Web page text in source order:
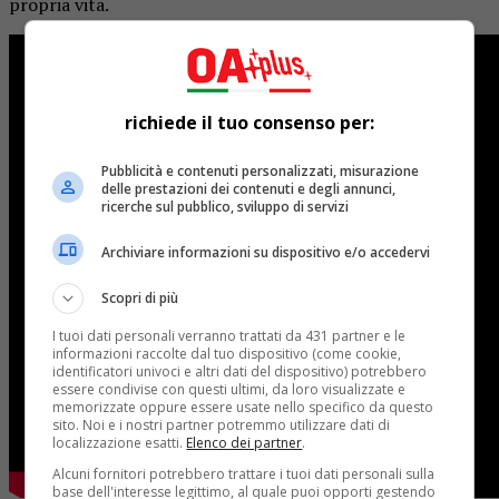
richiede il tuo consenso per:
Pubblicità e contenuti personalizzati, misurazione
delle prestazioni dei contenuti e degli annunci,
ricerche sul pubblico, sviluppo di servizi
Archiviare informazioni su dispositivo e/o accedervi
Scopri di più
I tuoi dati personali verranno trattati da 431 partner e le
informazioni raccolte dal tuo dispositivo (come cookie,
identificatori univoci e altri dati del dispositivo) potrebbero
essere condivise con questi ultimi, da loro visualizzate e
memorizzate oppure essere usate nello specifico da questo
sito. Noi e i nostri partner potremmo utilizzare dati di
localizzazione esatti. Elenco dei partner.
Alcuni fornitori potrebbero trattare i tuoi dati personali sulla
base dell'interesse legittimo, al quale puoi opporti gestendo